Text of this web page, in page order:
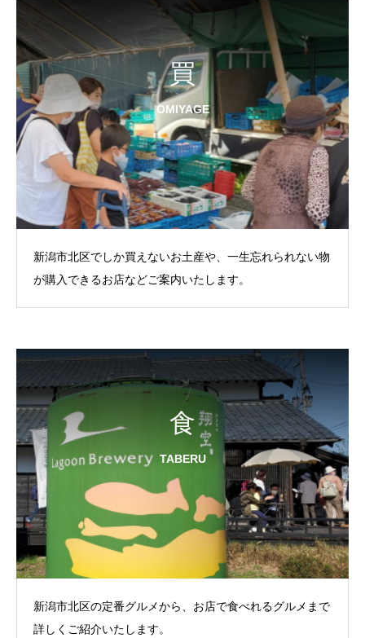
買
OMIYAGE
新潟市北区でしか買えないお土産や、一生忘れられない物
が購入できるお店などご案内いたします。
食
TABERU
新潟市北区の定番グルメから、お店で食べれるグルメまで
詳しくご紹介いたします。